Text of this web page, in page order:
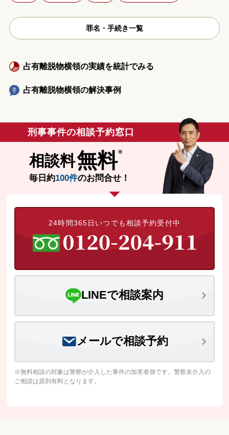
罪名・手続き一覧
占有離脱物横領の実績を統計でみる
占有離脱物横領の解決事例
刑事事件の相談予約窓口
相談料無料
毎日約100件のお問合せ！
24時間365日いつでも相談予約受付中
LINEで相談案内
メールで相談予約
※無料相談の対象は警察が介入した事件の加害者側です。警察未介入の
ご相談は原則有料となります。